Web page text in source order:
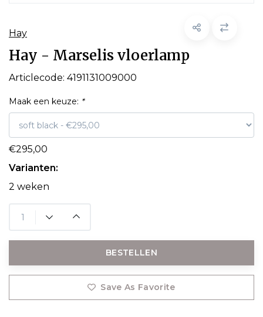
Hay
Hay - Marselis vloerlamp
Articlecode: 4191131009000
Maak een keuze: *
€295,00
Varianten:
2 weken
BESTELLEN
Save As Favorite